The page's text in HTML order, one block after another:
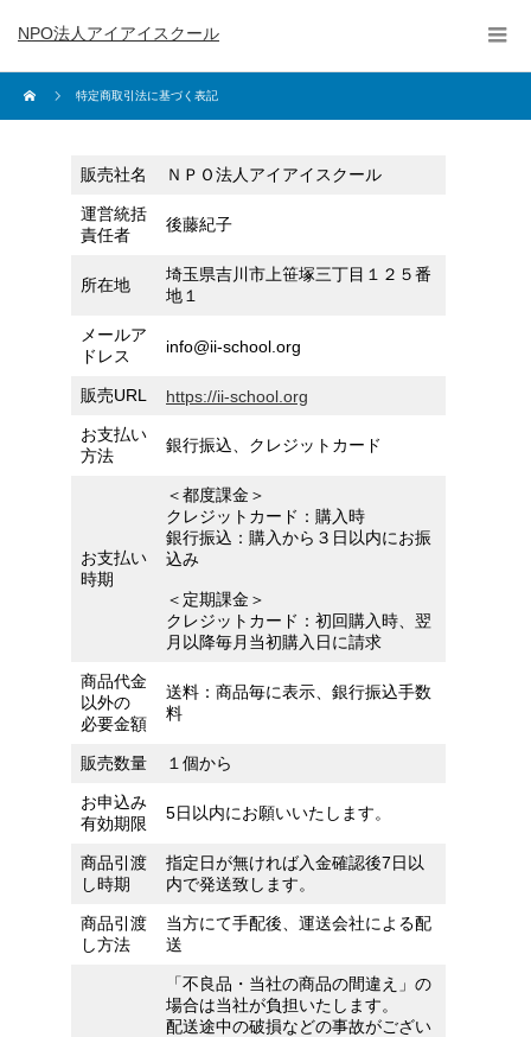
NPO法人アイアイスクール
特定商取引法に基づく表記
販売社名 ＮＰＯ法人アイアイスクール
運営統括
責任者
後藤紀子
所在地
埼玉県吉川市上笹塚三丁目１２５番
地１
メールア
ドレス
info@ii-school.org
販売URL
https://ii-school.org
お支払い
方法
銀行振込、クレジットカード
お支払い
時期
＜都度課金＞
クレジットカード：購入時
銀行振込：購入から３日以内にお振
込み
＜定期課金＞
クレジットカード：初回購入時、翌
月以降毎月当初購入日に請求
商品代金
以外の
必要金額
送料：商品毎に表示、銀行振込手数
料
販売数量 １個から
お申込み
有効期限
5日以内にお願いいたします。
商品引渡
し時期
指定日が無ければ入金確認後7日以
内で発送致します。
商品引渡
し方法
当方にて手配後、運送会社による配
送
「不良品・当社の商品の間違え」の
場合は当社が負担いたします。
配送途中の破損などの事故がござい